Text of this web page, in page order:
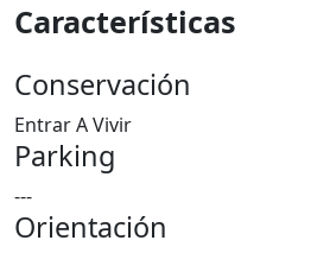
Características
Conservación
Entrar A Vivir
Parking
---
Orientación